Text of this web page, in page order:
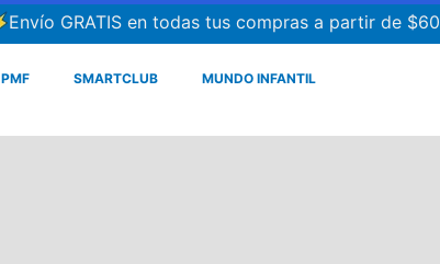
Envío GRATIS en todas tus compras a partir de $60
PMF SMARTCLUB MUNDO INFANTIL